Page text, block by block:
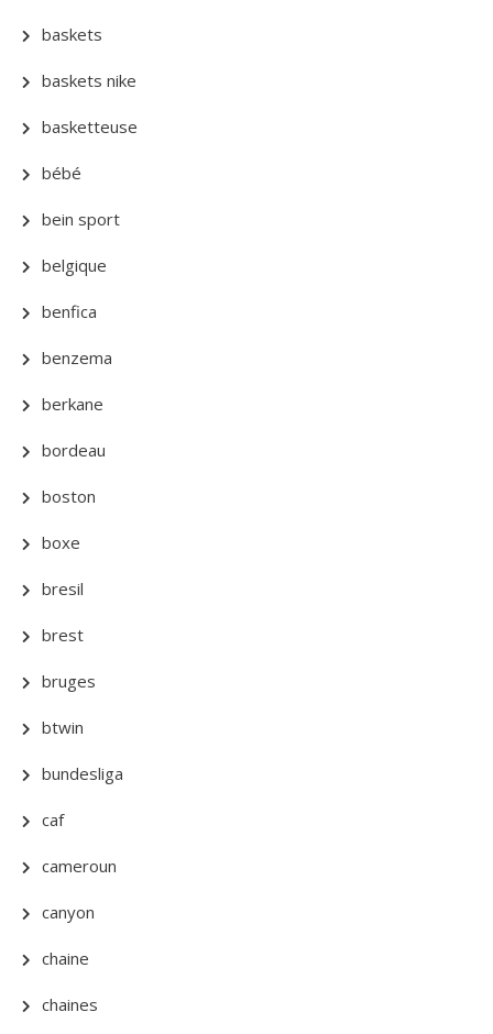
baskets
baskets nike
basketteuse
bébé
bein sport
belgique
benfica
benzema
berkane
bordeau
boston
boxe
bresil
brest
bruges
btwin
bundesliga
caf
cameroun
canyon
chaine
chaines